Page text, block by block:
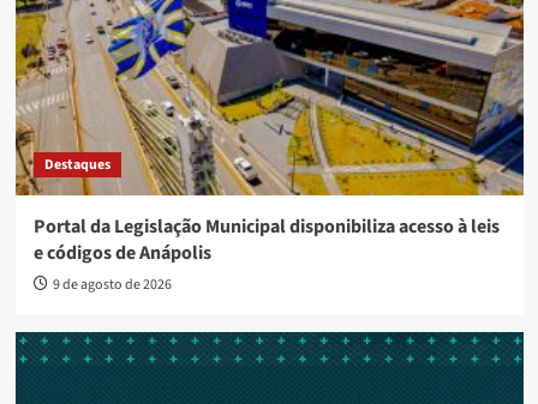
Destaques
Portal da Legislação Municipal disponibiliza acesso à leis
e códigos de Anápolis
9 de agosto de 2026